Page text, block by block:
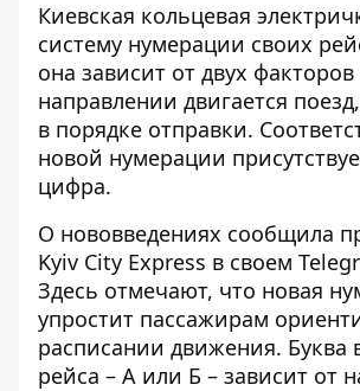
Киевская кольцевая
систему нумерации своих
она зависит от двух факторов
направлении двигается
в порядке отправки.
новой нумерации
цифра.
О нововведениях сообщила
Kyiv City Express в своем
Здесь отмечают, что новая
упростит пассажирам
расписании движения. Буква
рейса – А или Б – зависит от